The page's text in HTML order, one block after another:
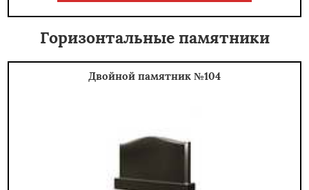
Горизонтальные памятники
Двойной памятник №104